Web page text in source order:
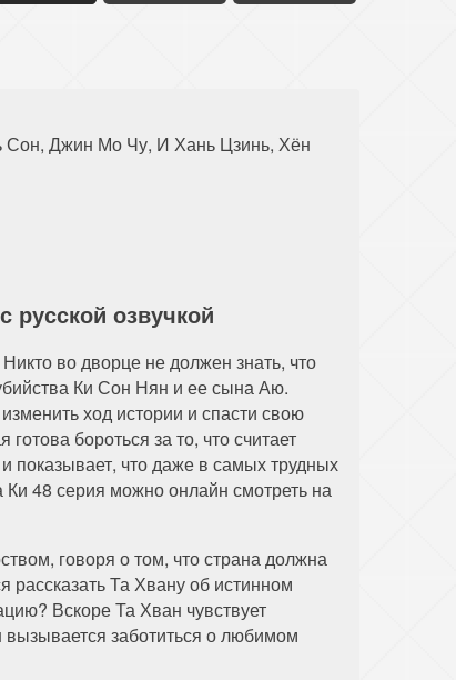
Джин Мо Чу, И Хань Цзинь, Хён
русской озвучкой
во дворце не должен знать, что
Ки Сон Нян и ее сына Аю.
ход истории и спасти свою
бороться за то, что считает
что даже в самых трудных
48 серия можно онлайн смотреть на
говоря о том, что страна должна
рассказать Та Хвану об истинном
Вскоре Та Хван чувствует
заботиться о любимом